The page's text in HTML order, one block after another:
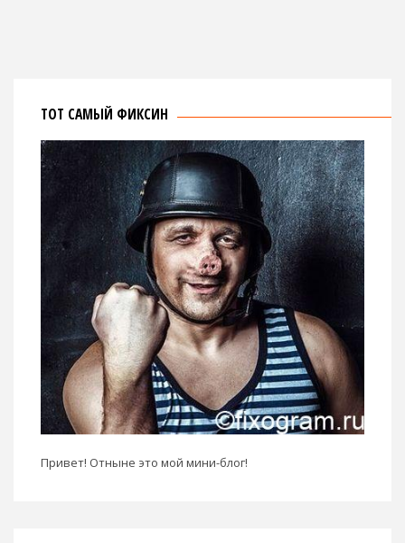
ТОТ САМЫЙ ФИКСИН
Привет! Отныне это мой мини-блог!